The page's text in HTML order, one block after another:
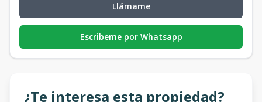
Llámame
Escribeme por Whatsapp
¿Te interesa esta propiedad?